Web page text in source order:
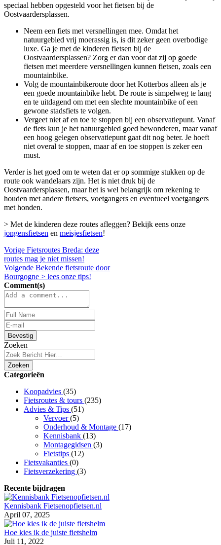
speciaal hebben opgesteld voor het fietsen bij de
Oostvaardersplassen.
Neem een fiets met versnellingen mee. Omdat het
natuurgebied vrij moerassig is, is dit zeker geen overbodige
luxe. Ga je met de kinderen fietsen bij de
Oostvaardersplassen? Zorg er dan voor dat zij op goede
fietsen met meerdere versnellingen kunnen fietsen, zoals een
mountainbike.
Volg de mountainbikeroute door het Kotterbos alleen als je
een goede mountainbike hebt. De route is simpelweg te lang
en te uitdagend om met een slechte mountainbike of een
gewone stadsfiets te volgen.
Vergeet niet af en toe te stoppen bij een observatiepunt. Vanaf
de fiets kun je het natuurgebied goed bewonderen, maar vanaf
een hoog gelegen observatiepunt gaat dit nog beter. Je hoeft
niet overal te stoppen, maar af en toe stoppen is zeker een
must.
Verder is het goed om te weten dat er op sommige stukken op de
route ook wandelaars zijn. Het is niet druk bij de
Oostvaardersplassen, maar het is wel belangrijk om rekening te
houden met andere fietsers, voetgangers en eventueel voetgangers
met honden.
> Met de kinderen deze routes afleggen? Bekijk eens onze
jongensfietsen en meisjesfietsen!
Vorige Fietsroutes Breda: deze
routes mag je niet missen!
Volgende Bekende fietsroute door
Bourgogne > lees onze tips!
Comment(s)
Bevestig
Zoeken
Zoeken
Categorieën
Koopadvies (35)
Fietsroutes & tours (235)
Advies & Tips (51)
Vervoer(5)
Onderhoud & Montage (17)
Kennisbank (13)
Montagegidsen (3)
Fietstips (12)
Fietsvakanties (0)
Fietsverzekering (3)
Recente bijdragen
Kennisbank Fietsenopfietsen.nl
April 07, 2025
Hoe kies ik de juiste fietshelm
Juli 11, 2022